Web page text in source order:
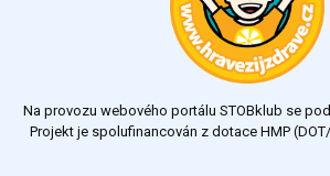
Výsledky
Na provozu webového portálu STOBklub se
Projekt je spolufinancován z dotace HMP